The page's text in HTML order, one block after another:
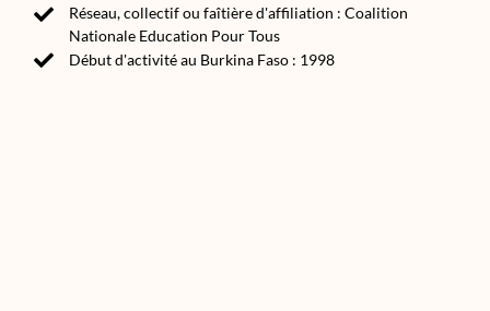
Réseau, collectif ou faîtière d'affiliation : Coalition
Nationale Education Pour Tous
Début d'activité au Burkina Faso : 1998